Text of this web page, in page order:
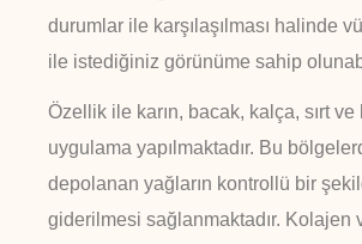
durumlar ile karşılaşılması halinde
ile istediğiniz görünüme sahip
Özellik ile karın, bacak, kalça, sırt
uygulama yapılmaktadır. Bu
depolanan yağların kontrollü bir
giderilmesi sağlanmaktadır. Kolajen